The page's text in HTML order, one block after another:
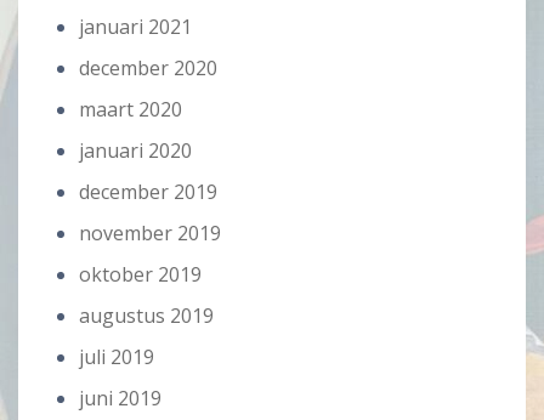
januari 2021
december 2020
maart 2020
januari 2020
december 2019
november 2019
oktober 2019
augustus 2019
juli 2019
juni 2019